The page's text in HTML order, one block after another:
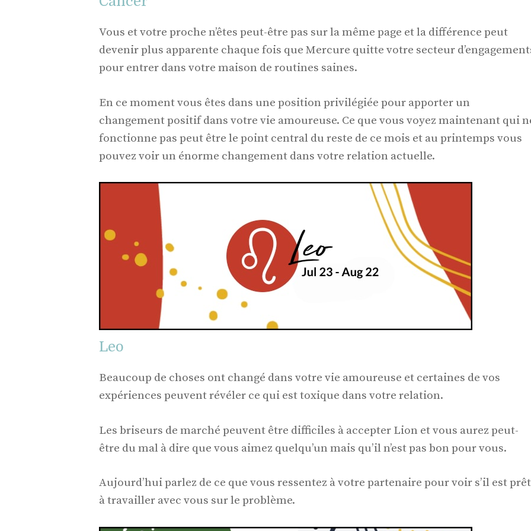
Vous et votre proche n’êtes peut-être pas sur la même page et la différence peut
devenir plus apparente chaque fois que Mercure quitte votre secteur
pour entrer dans votre maison de routines saines.
En ce moment vous êtes dans une position privilégiée pour apporter un
changement positif dans votre vie amoureuse. Ce que vous voyez maintenant qui
fonctionne pas peut être le point central du reste de ce mois et au printemps vous
pouvez voir un énorme changement dans votre relation actuelle.
Leo
Beaucoup de choses ont changé dans votre vie amoureuse et certaines de vos
expériences peuvent révéler ce qui est toxique dans votre relation.
Les briseurs de marché peuvent être difficiles à accepter Lion et vous aurez peut-
être du mal à dire que vous aimez quelqu’un mais qu’il n’est pas bon pour vous.
Aujourd’hui parlez de ce que vous ressentez à votre partenaire pour voir s’il est prêt
à travailler avec vous sur le problème.